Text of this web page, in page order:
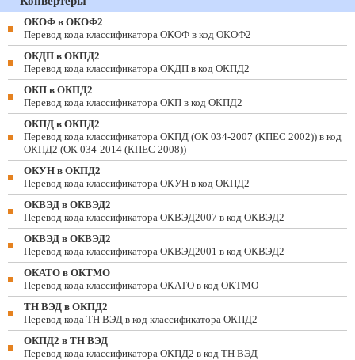
ОКОФ в ОКОФ2
Перевод кода классификатора ОКОФ в код ОКОФ2
ОКДП в ОКПД2
Перевод кода классификатора ОКДП в код ОКПД2
ОКП в ОКПД2
Перевод кода классификатора ОКП в код ОКПД2
ОКПД в ОКПД2
Перевод кода классификатора ОКПД (ОК 034-2007 (КПЕС 2002)) в код
ОКПД2 (ОК 034-2014 (КПЕС 2008))
ОКУН в ОКПД2
Перевод кода классификатора ОКУН в код ОКПД2
ОКВЭД в ОКВЭД2
Перевод кода классификатора ОКВЭД2007 в код ОКВЭД2
ОКВЭД в ОКВЭД2
Перевод кода классификатора ОКВЭД2001 в код ОКВЭД2
ОКАТО в ОКТМО
Перевод кода классификатора ОКАТО в код ОКТМО
ТН ВЭД в ОКПД2
Перевод кода ТН ВЭД в код классификатора ОКПД2
ОКПД2 в ТН ВЭД
Перевод кода классификатора ОКПД2 в код ТН ВЭД